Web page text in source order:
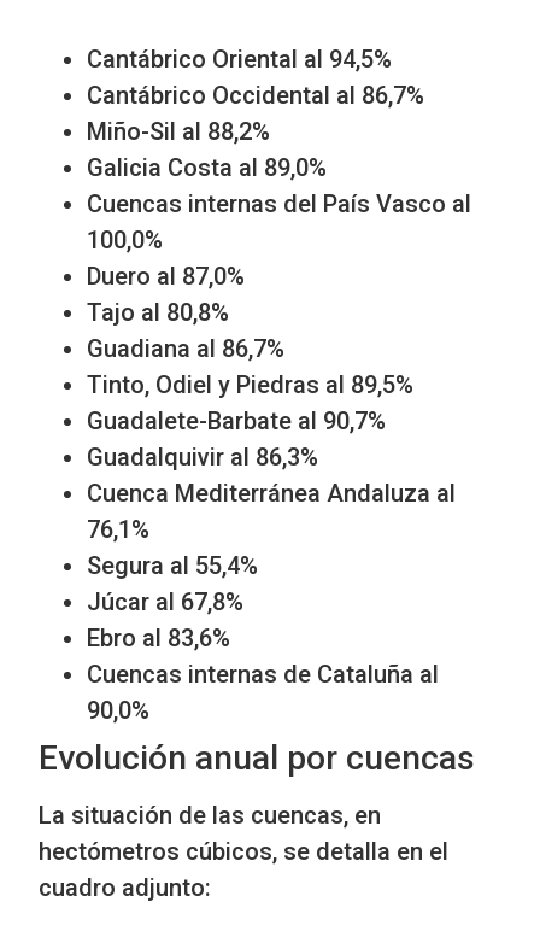
Cantábrico Oriental al 94,5%
Cantábrico Occidental al 86,7%
Miño-Sil al 88,2%
Galicia Costa al 89,0%
Cuencas internas del País Vasco al
100,0%
Duero al 87,0%
Tajo al 80,8%
Guadiana al 86,7%
Tinto, Odiel y Piedras al 89,5%
Guadalete-Barbate al 90,7%
Guadalquivir al 86,3%
Cuenca Mediterránea Andaluza al
76,1%
Segura al 55,4%
Júcar al 67,8%
Ebro al 83,6%
Cuencas internas de Cataluña al
90,0%
Evolución anual por cuencas
La situación de las cuencas, en
hectómetros cúbicos, se detalla en el
cuadro adjunto: